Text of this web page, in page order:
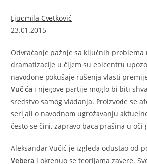
Ljudmila Cvetković
23.01.2015
Odvraćanje pažnje sa ključnih problema
dramatizacije u čijem su epicentru
navodone pokušaje rušenja vlasti
Vučića i njegove partije moglo bi biti
sredstvo samog vladanja. Proizvode se
serijali o navodnom ugrožavanju
često se čini, zapravo baca prašina u oči
Aleksandar Vučić je izgleda odustao od
Vebera i okrenuo se teorijama zavere.